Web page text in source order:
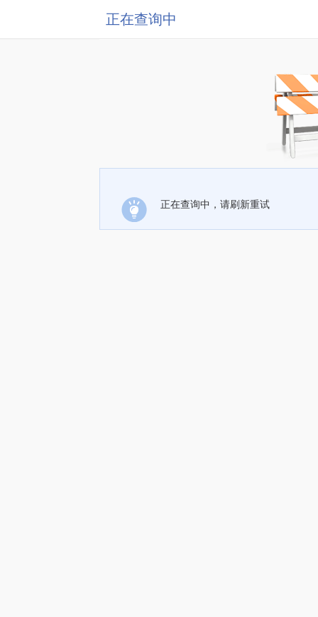
正在查询中
正在查询中，请刷新重试